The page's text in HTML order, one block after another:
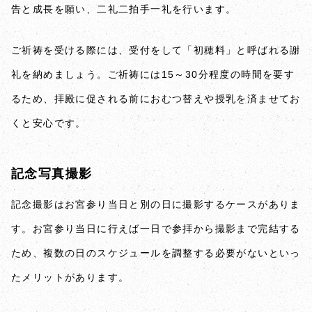
告と成長を願い、二礼二拍手一礼を行います。
ご祈祷を受ける際には、受付をして「初穂料」と呼ばれる謝
礼を納めましょう。ご祈祷には15～30分程度の時間を要す
るため、拝殿に促される前におむつ替えや授乳を済ませてお
くと安心です。
記念写真撮影
記念撮影はお宮参り当日と別の日に撮影するケースがありま
す。お宮参り当日に行えば一日で参拝から撮影まで完結する
ため、複数の日のスケジュールを調整する必要がないといっ
たメリットがあります。